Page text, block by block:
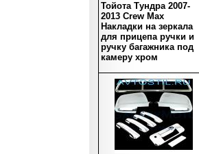
Тойота Тундра 2007-
2013 Crew Max
Накладки на зеркала
для прицепа ручки и
ручку багажника под
камеру хром